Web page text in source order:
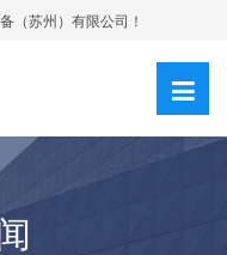
（苏州）有限公司！
|注册